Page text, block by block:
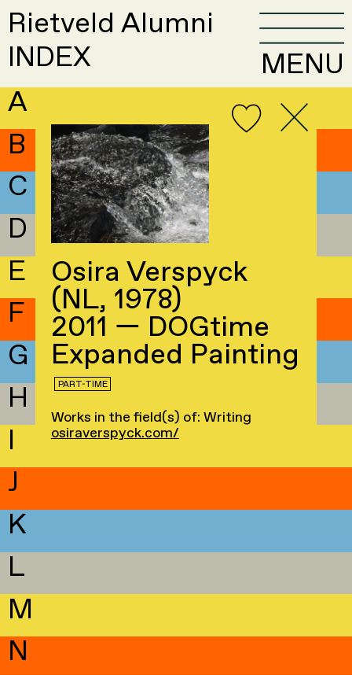
Rietveld Alumni
INDEX
MENU
A
B
C
D
E
F
G
H
I
J
K
L
M
N
Osira Verspyck
(NL, 1978)
2011 — DOGtime
Expanded Painting
PART-TIME
Works in the field(s) of: Writing
osiraverspyck.com/